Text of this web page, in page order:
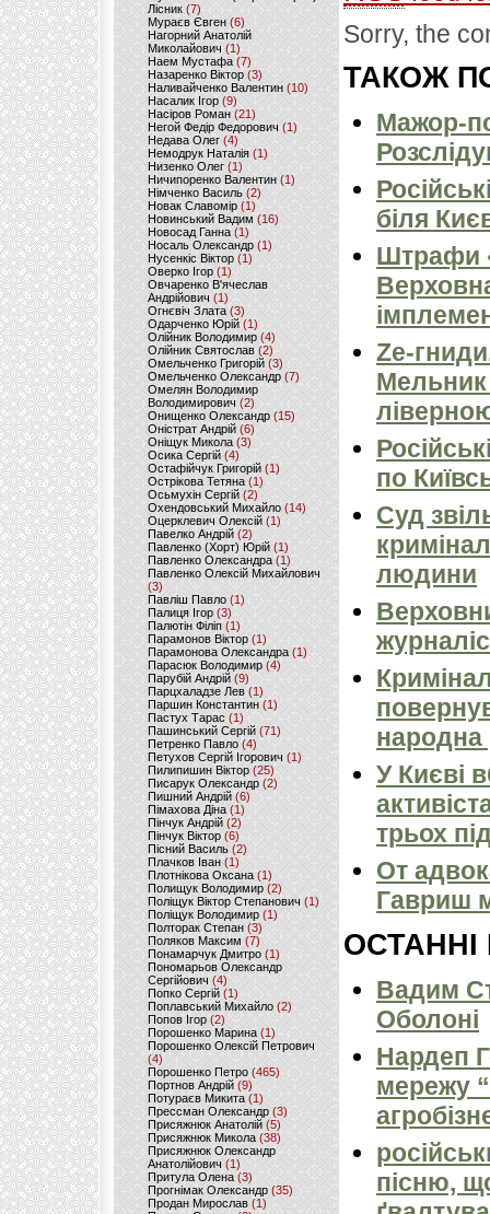
Лісник (7)
Мураєв Євген(6)
Нагорний Анатолій
Миколайович (1)
Наем Мустафа (7)
Назаренко Віктор (3)
Наливайченко Валентин (10)
Насалик Ігор(9)
Насіров Роман (21)
Негой Федір Федорович(1)
Недава Олег(4)
Немодрук Наталія(1)
Низенко Олег (1)
Ничипоренко Валентин (1)
Німченко Василь (2)
Новак Славомір (1)
Новинський Вадим (16)
Новосад Ганна (1)
Носаль Олександр (1)
Нусенкіс Віктор (1)
Оверко Ігор (1)
Овчаренко В'ячеслав
Андрійович(1)
Огнєвіч Злата (3)
Одарченко Юрій(1)
Олійник Володимир (4)
Олійник Святослав (2)
Омельченко Григорій (3)
Омельченко Олександр(7)
Омелян Володимир
Володимирович (2)
Онищенко Олександр (15)
Оністрат Андрій (6)
Оніщук Микола (3)
Осика Сергій(4)
Остафійчук Григорій(1)
Острікова Тетяна (1)
Осьмухін Сергій (2)
Охендовський Михайло (14)
Оцерклевич Олексій (1)
Павелко Андрій (2)
Павленко (Хорт) Юрій (1)
Павленко Олександра (1)
Павленко Олексій Михайлович
(3)
Павліш Павло(1)
Палиця Ігор (3)
Палютін Філіп(1)
Парамонов Віктор (1)
Парамонова Олександра(1)
Парасюк Володимир(4)
Парубій Андрій (9)
Парцхаладзе Лев (1)
Паршин Константин(1)
Пастух Тарас (1)
Пашинський Сергій (71)
Петренко Павло (4)
Петухов Сергій Ігорович (1)
Пилипишин Віктор(25)
Писарук Олександр(2)
Пишний Андрій (6)
Пімахова Діна(1)
Пінчук Андрій(2)
Пінчук Віктор (6)
Пісний Василь (2)
Плачков Іван(1)
Плотнікова Оксана (1)
Полищук Володимир(2)
Поліщук Віктор Степанович(1)
Поліщук Володимир (1)
Полторак Степан(3)
Поляков Максим (7)
Понамарчук Дмитро (1)
Пономарьов Олександр
Сергійович(4)
Попко Сергій (1)
Поплавський Михайло (2)
Попов Ігор(2)
Порошенко Марина (1)
Порошенко Олексій Петрович
(4)
Порошенко Петро (465)
Портнов Андрій (9)
Потураєв Микита(1)
Прессман Олександр(3)
Присяжнюк Анатолій (5)
Присяжнюк Микола (38)
Присяжнюк Олександр
Анатолійович (1)
Притула Олена (3)
Прогнімак Олександр(35)
Продан Мирослав(1)
Sorry, the
ТАКОЖ
Мажор-
біля
Штрафи
Ze-
по
Суд
людини
народна
У Києві
трьох
От
Гавриш
ОСТАННІ
Вадим
Оболоні
Нардеп
мережу
пісню,